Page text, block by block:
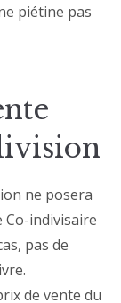
piétine pas
ne posera
Co-indivisaire
pas de
de vente du